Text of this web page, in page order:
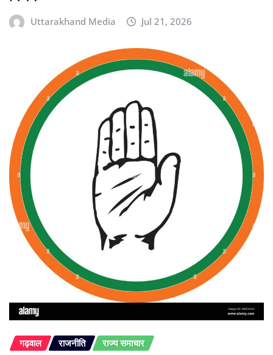
Uttarakhand Media Jul 21, 2026
गढ़वाल राजनीति राज्य समाचार